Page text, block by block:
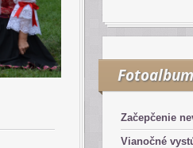
Fotoalbum
Začepčenie
Vianočné